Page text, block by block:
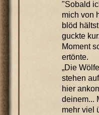
"Sobald
mich von
blöd
guckte
Moment
ertönte.
„Die
stehen
hier
deinem...
mehr viel